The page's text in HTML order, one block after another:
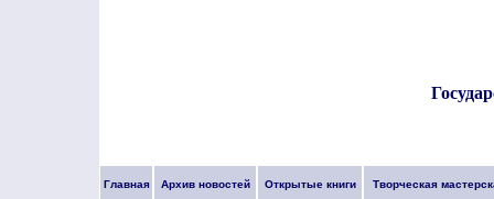
Главная Архив новостей Открытые книги Творческая